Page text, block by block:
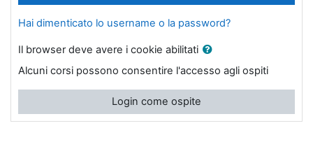
Hai dimenticato lo username o la password?
Il browser deve avere i cookie abilitati
Alcuni corsi possono consentire l'accesso agli ospiti
Login come ospite